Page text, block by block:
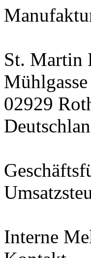
St. Martin
02929
Interne